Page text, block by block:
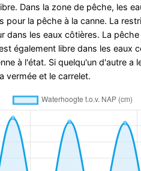
Dans la zone de pêche, les
pour la pêche à la canne. La
dans les eaux côtières. La
également libre dans les eaux
à l'état. Si quelqu'un d'autre a
vermée et le carrelet.